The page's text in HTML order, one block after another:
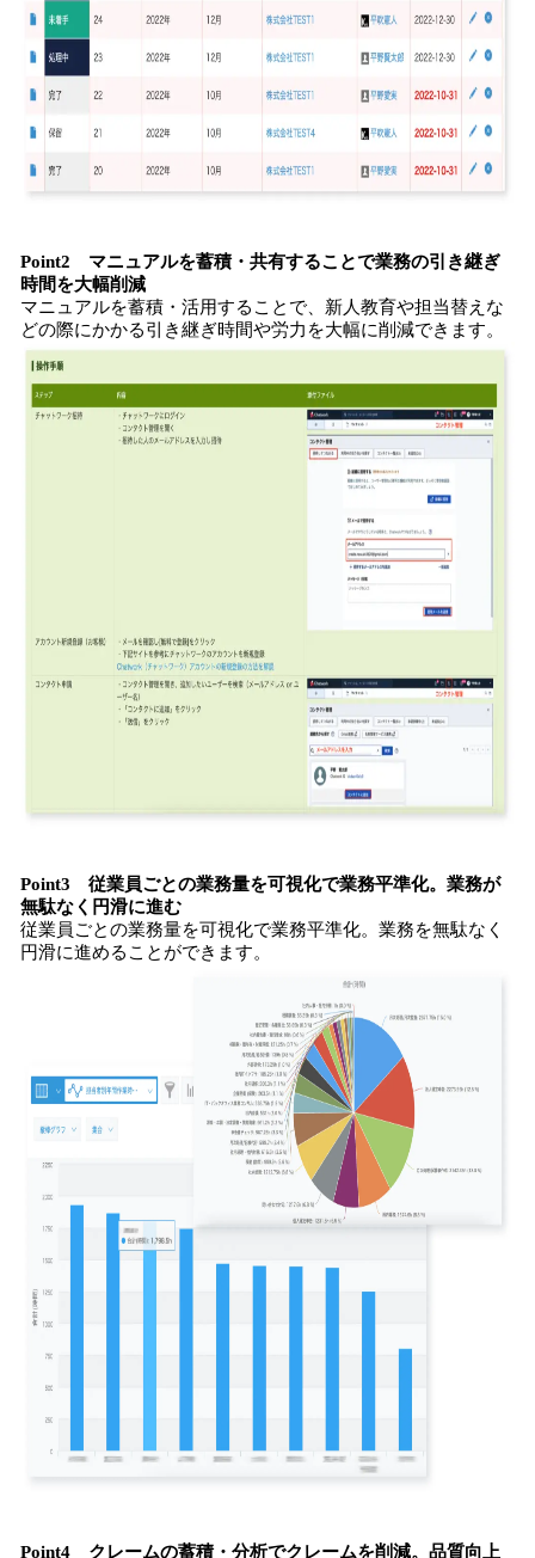
Point2 マニュアルを蓄積・共有することで業務の引き継ぎ
時間を大幅削減
マニュアルを蓄積・活用することで、新人教育や担当替えな
どの際にかかる引き継ぎ時間や労力を大幅に削減できます。
Point3 従業員ごとの業務量を可視化で業務平準化。業務が
無駄なく円滑に進む
従業員ごとの業務量を可視化で業務平準化。業務を無駄なく
円滑に進めることができます。
Point4 クレームの蓄積・分析でクレームを削減。品質向上